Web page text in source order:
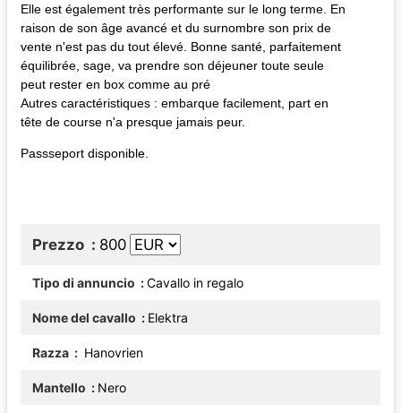
Elle est également très performante sur le long terme. En
raison de son âge avancé et du surnombre son prix de
vente n'est pas du tout élevé. Bonne santé, parfaitement
équilibrée, sage, va prendre son déjeuner toute seule
peut rester en box comme au pré
Autres caractéristiques : embarque facilement, part en
tête de course n'a presque jamais peur.
Passseport disponible.
Prezzo 800
Tipo di annuncio Cavallo in regalo
Nome del cavallo Elektra
Razza Hanovrien
Mantello Nero